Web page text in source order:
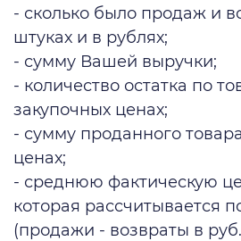
- сколько было продаж и
штуках и в рублях;
- сумму Вашей выручки;
- количество остатка по
закупочных ценах;
- сумму проданного
ценах;
- среднюю фактическую
которая рассчитывается
(продажи - возвраты в